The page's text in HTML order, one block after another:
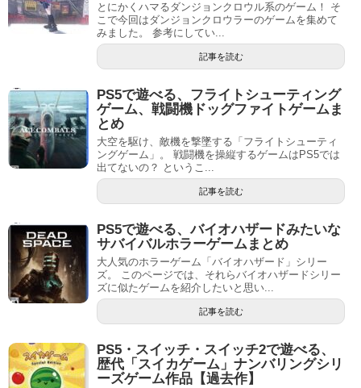
とにかくハマるダンジョンクロウル系のゲーム！ そ
こで今回はダンジョンクロウラーのゲームを集めて
みました。 参考にしてい...
記事を読む
PS5で遊べる、フライトシューティング
ゲーム、戦闘機ドッグファイトゲームま
とめ
大空を駆け、敵機を撃墜する「フライトシューティ
ングゲーム」。 戦闘機を操縦するゲームはPS5では
出てないの？ というこ...
記事を読む
PS5で遊べる、バイオハザードみたいな
サバイバルホラーゲームまとめ
大人気のホラーゲーム「バイオハザード」シリー
ズ。 このページでは、それらバイオハザードシリー
ズに似たゲームを紹介したいと思い...
記事を読む
PS5・スイッチ・スイッチ2で遊べる、
歴代「スイカゲーム」ナンバリングシリ
ーズゲーム作品【過去作】